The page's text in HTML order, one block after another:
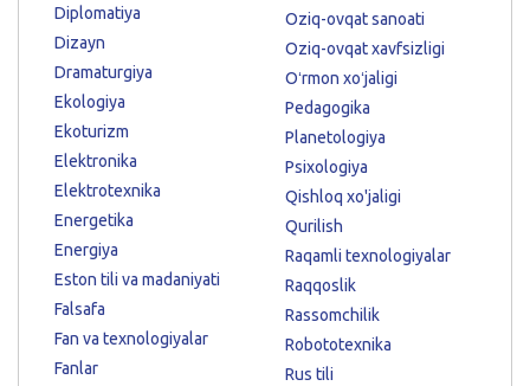
Diplomatiya
Dizayn
Dramaturgiya
Ekologiya
Ekoturizm
Elektronika
Elektrotexnika
Energetika
Energiya
Eston tili va madaniyati
Falsafa
Fan va texnologiyalar
Fanlar
Oziq-ovqat sanoati
Oziq-ovqat xavfsizligi
Oʻrmon xoʻjaligi
Pedagogika
Planetologiya
Psixologiya
Qishloq xo'jaligi
Qurilish
Raqamli texnologiyalar
Raqqoslik
Rassomchilik
Robototexnika
Rus tili